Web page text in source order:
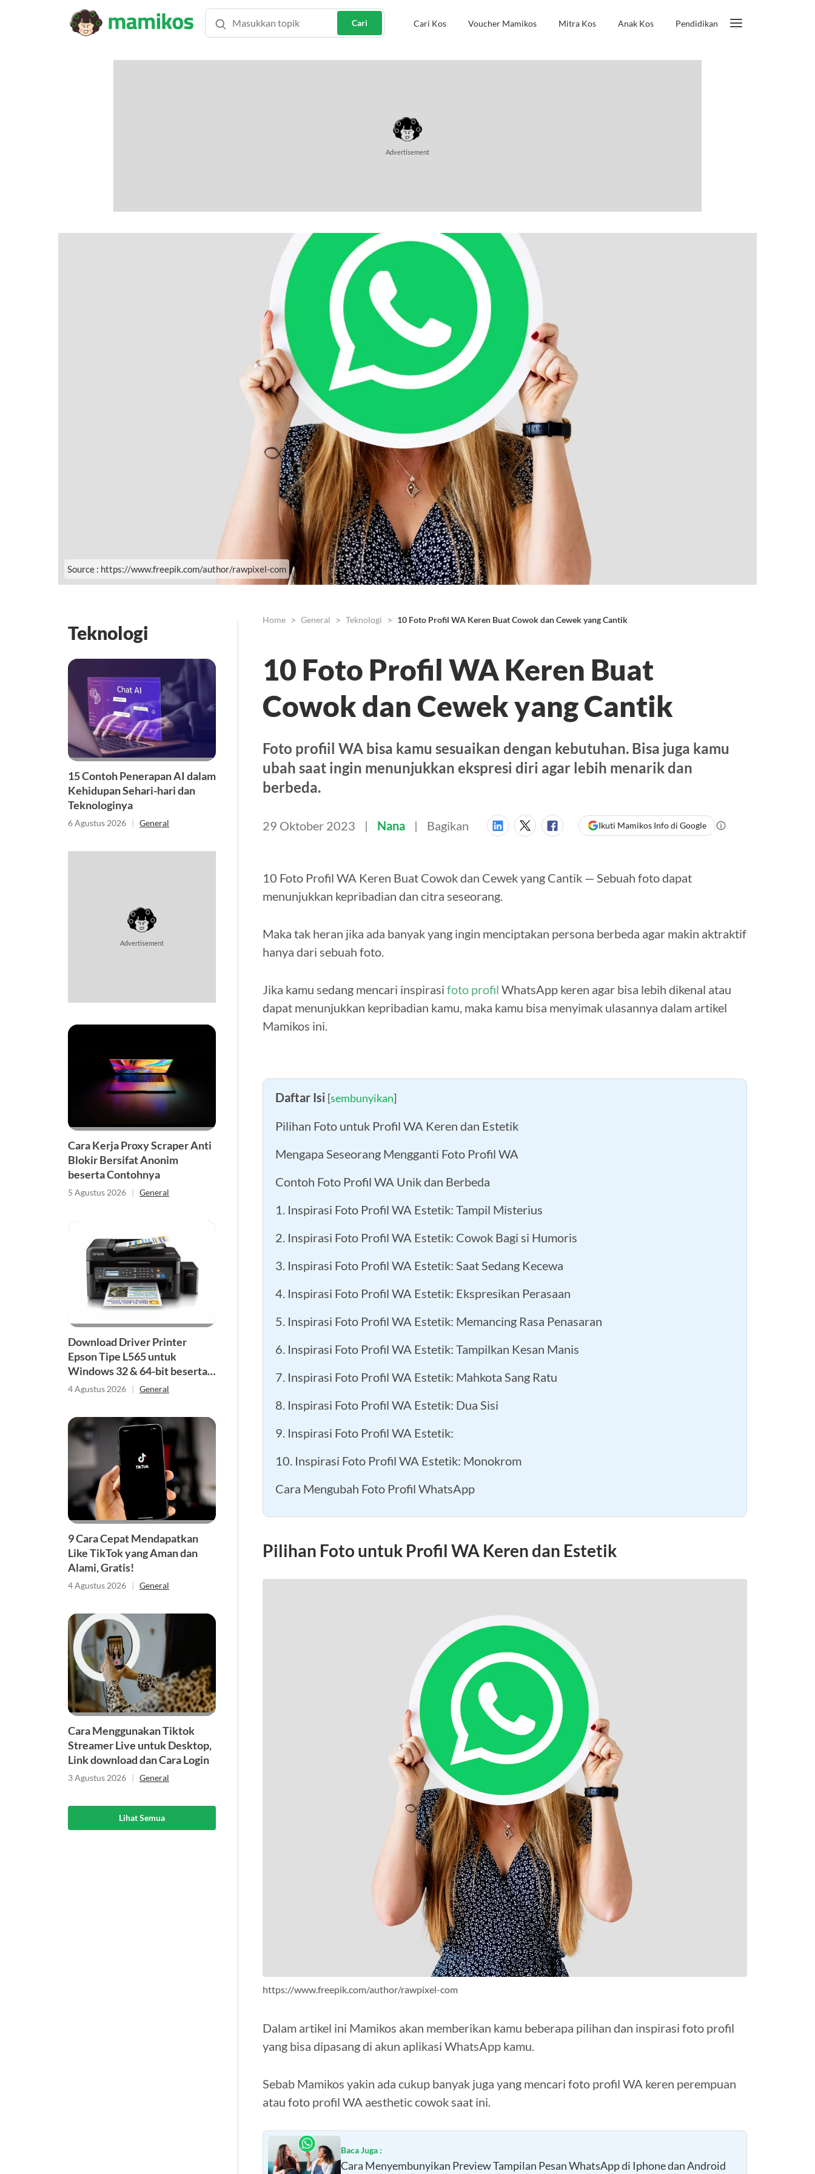
Cari Cari Kos Voucher Mamikos Mitra Kos Anak Kos Pendidikan
Advertisement
Source : https://www.freepik.com/author/rawpixel-com
Teknologi
15 Contoh Penerapan AI dalam
Kehidupan Sehari-hari dan
Teknologinya
6 Agustus 2026 | General
Advertisement
Cara Kerja Proxy Scraper Anti
Blokir Bersifat Anonim
beserta Contohnya
5 Agustus 2026 | General
Download Driver Printer
Epson Tipe L565 untuk
Windows 32 & 64-bit beserta
Cara Instalnya
4 Agustus 2026 | General
9 Cara Cepat Mendapatkan
Like TikTok yang Aman dan
Alami, Gratis!
4 Agustus 2026 | General
Cara Menggunakan Tiktok
Streamer Live untuk Desktop,
Link download dan Cara Login
3 Agustus 2026 | General
Lihat Semua
Home General Teknologi 10 Foto Profil WA Keren Buat Cowok dan Cewek yang Cantik
10 Foto Profil WA Keren Buat
Cowok dan Cewek yang Cantik
Foto profiil WA bisa kamu sesuaikan dengan kebutuhan. Bisa juga kamu
ubah saat ingin menunjukkan ekspresi diri agar lebih menarik dan
berbeda.
29 Oktober 2023 Nana Bagikan Ikuti Mamikos Info di Google
10 Foto Profil WA Keren Buat Cowok dan Cewek yang Cantik — Sebuah foto dapat
menunjukkan kepribadian dan citra seseorang.
Maka tak heran jika ada banyak yang ingin menciptakan persona berbeda agar makin aktraktif
hanya dari sebuah foto.
Jika kamu sedang mencari inspirasi foto profil WhatsApp keren agar bisa lebih dikenal atau
dapat menunjukkan kepribadian kamu, maka kamu bisa menyimak ulasannya dalam artikel
Mamikos ini.
Daftar Isi [sembunyikan]
Pilihan Foto untuk Profil WA Keren dan Estetik
Mengapa Seseorang Mengganti Foto Profil WA
Contoh Foto Profil WA Unik dan Berbeda
1. Inspirasi Foto Profil WA Estetik: Tampil Misterius
2. Inspirasi Foto Profil WA Estetik: Cowok Bagi si Humoris
3. Inspirasi Foto Profil WA Estetik: Saat Sedang Kecewa
4. Inspirasi Foto Profil WA Estetik: Ekspresikan Perasaan
5. Inspirasi Foto Profil WA Estetik: Memancing Rasa Penasaran
6. Inspirasi Foto Profil WA Estetik: Tampilkan Kesan Manis
7. Inspirasi Foto Profil WA Estetik: Mahkota Sang Ratu
8. Inspirasi Foto Profil WA Estetik: Dua Sisi
9. Inspirasi Foto Profil WA Estetik:
10. Inspirasi Foto Profil WA Estetik: Monokrom
Cara Mengubah Foto Profil WhatsApp
Pilihan Foto untuk Profil WA Keren dan Estetik
https://www.freepik.com/author/rawpixel-com
Dalam artikel ini Mamikos akan memberikan kamu beberapa pilihan dan inspirasi foto profil
yang bisa dipasang di akun aplikasi WhatsApp kamu.
Sebab Mamikos yakin ada cukup banyak juga yang mencari foto profil WA keren perempuan
atau foto profil WA aesthetic cowok saat ini.
Baca Juga :
Cara Menyembunyikan Preview Tampilan Pesan WhatsApp di Iphone dan Android